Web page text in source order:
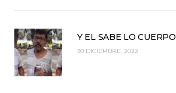
Y EL SABE LO CUERPO
30 DICIEMBRE, 2022